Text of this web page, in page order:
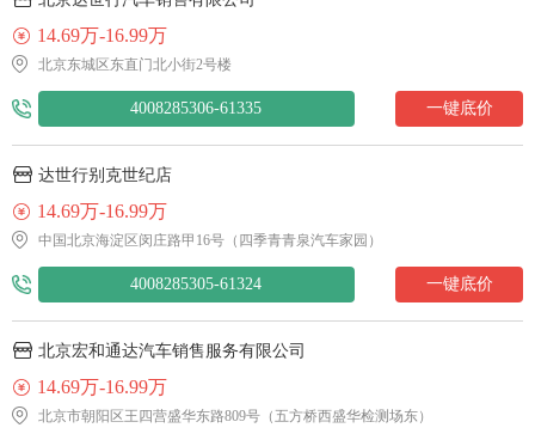
14.69万-16.99万
北京东城区东直门北小街2号楼
4008285306-61335 一键底价
达世行别克世纪店
14.69万-16.99万
中国北京海淀区闵庄路甲16号（四季青青泉汽车家园）
4008285305-61324 一键底价
北京宏和通达汽车销售服务有限公司
14.69万-16.99万
北京市朝阳区王四营盛华东路809号（五方桥西盛华检测场东）